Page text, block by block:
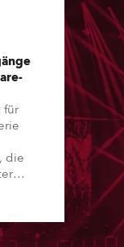
für
die